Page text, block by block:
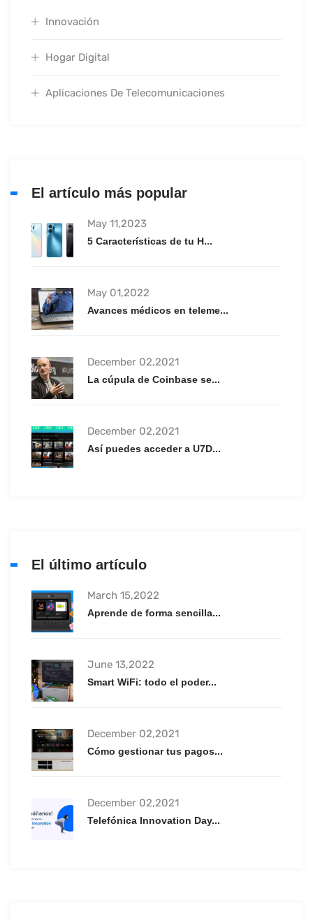
Innovación
Hogar Digital
Aplicaciones De Telecomunicaciones
El artículo más popular
May 11,2023
5 Características de tu H...
May 01,2022
Avances médicos en teleme...
December 02,2021
La cúpula de Coinbase se...
December 02,2021
Así puedes acceder a U7D...
El último artículo
March 15,2022
Aprende de forma sencilla...
June 13,2022
Smart WiFi: todo el poder...
December 02,2021
Cómo gestionar tus pagos...
December 02,2021
Telefónica Innovation Day...